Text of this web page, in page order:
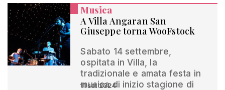
Musica
A Villa Angaran San
Giuseppe torna WooFstock
Sabato 14 settembre,
ospitata in Villa, la
tradizionale e amata festa in
musica di inizio stagione di
11 set 2024